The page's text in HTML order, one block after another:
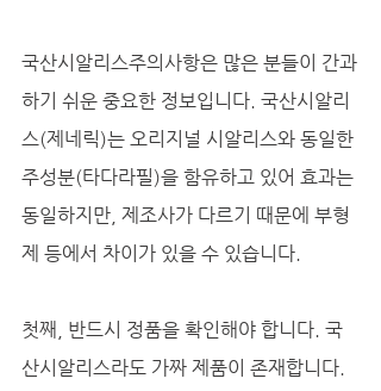
국산시알리스주의사항은 많은 분들이 간과
하기 쉬운 중요한 정보입니다. 국산시알리
스(제네릭)는 오리지널 시알리스와 동일한
주성분(타다라필)을 함유하고 있어 효과는
동일하지만, 제조사가 다르기 때문에 부형
제 등에서 차이가 있을 수 있습니다.
첫째, 반드시 정품을 확인해야 합니다. 국
산시알리스라도 가짜 제품이 존재합니다.